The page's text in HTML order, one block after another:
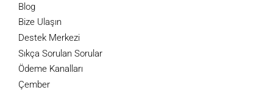
Blog
Bize Ulaşın
Destek Merkezi
Sıkça Sorulan Sorular
Ödeme Kanalları
Çember